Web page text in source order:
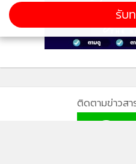
ตา อันนี้ไม่ได้
ผู้ดำเนินรายการ ถามว่า ในลัก
เพราะต้องยอมรับว่าจะมีคนจ
ประเทศไหนมีก็ไม่ไป แต่ก็ยืนยั
ติดตามข่าวสา
รับ